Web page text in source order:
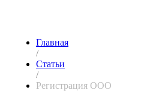
Главная
/
Статьи
/
Регистрация ООО